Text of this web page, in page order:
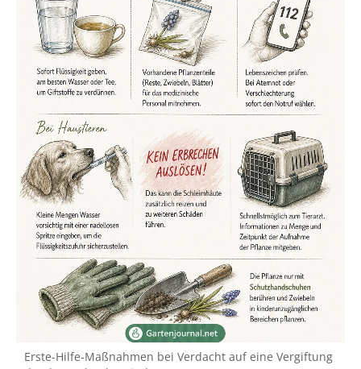
Erste-Hilfe-Maßnahmen bei Verdacht auf eine Vergiftung